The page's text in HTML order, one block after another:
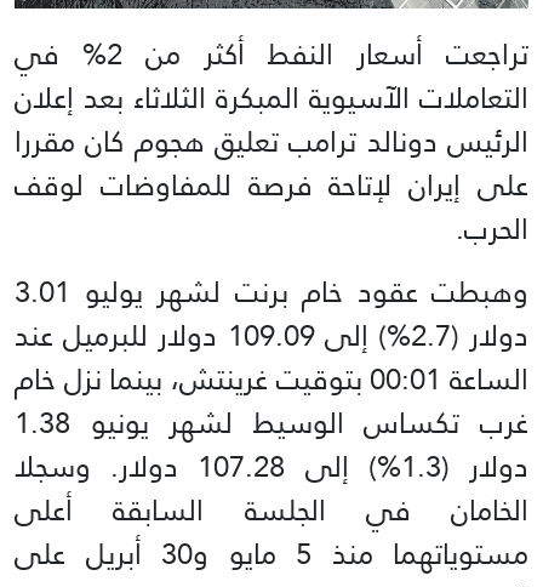
تراجعت أسعار النفط أكثر من 2% في
التعاملات الآسيوية المبكرة الثلاثاء بعد إعلان
الرئيس دونالد ترامب تعليق هجوم كان مقررا
على إيران لإتاحة فرصة للمفاوضات لوقف
الحرب.
وهبطت عقود خام برنت لشهر يوليو 3.01
دولار (2.7%) إلى 109.09 دولار للبرميل عند
الساعة 00:01 بتوقيت غرينتش، بينما نزل خام
غرب تكساس الوسيط لشهر يونيو 1.38
دولار (1.3%) إلى 107.28 دولار. وسجلا
الخامان في الجلسة السابقة أعلى
مستوياتهما منذ 5 مايو و30 أبريل على